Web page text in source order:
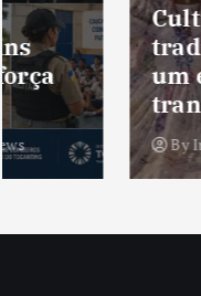
Cultura do
tradições e
um estado
ByInês Theodoro